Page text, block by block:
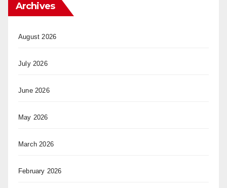
Archives
August 2026
July 2026
June 2026
May 2026
March 2026
February 2026